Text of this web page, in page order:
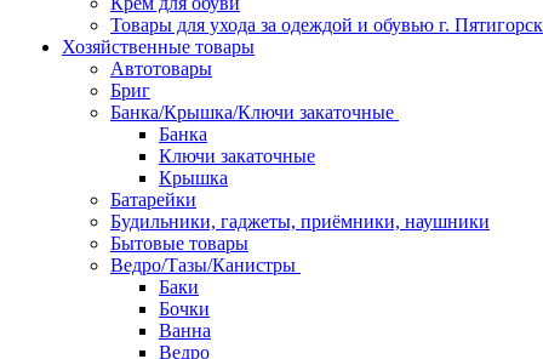
Товары для ухода за одеждой и обувью г. Пятигорск
Хозяйственные товары
Автотовары
Бриг
Банка/Крышка/Ключи закаточные
Банка
Ключи закаточные
Крышка
Батарейки
Будильники, гаджеты, приёмники, наушники
Бытовые товары
Ведро/Тазы/Канистры
Баки
Бочки
Ванна
Ведро